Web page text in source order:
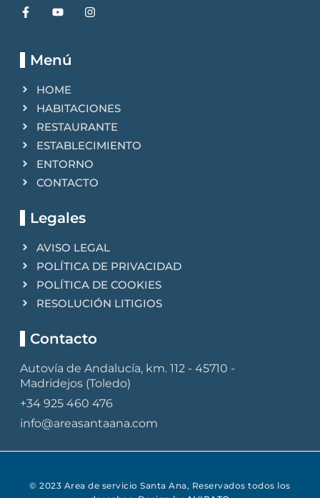
Menú
HOME
HABITACIONES
RESTAURANTE
ESTABLECIMIENTO
ENTORNO
CONTACTO
Legales
AVISO LEGAL
POLÍTICA DE PRIVACIDAD
POLÍTICA DE COOKIES
RESOLUCIÓN LITIGIOS
Contacto
Autovía de Andalucía, km. 112 - 45710 -
Madridejos (Toledo)
+34 925 460 476
info@areasantaana.com
© 2023 Area de servicio Santa Ana, Reservados todos los